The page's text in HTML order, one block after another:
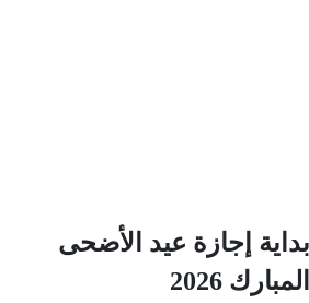
بداية إجازة عيد الأضحى
المبارك 2026